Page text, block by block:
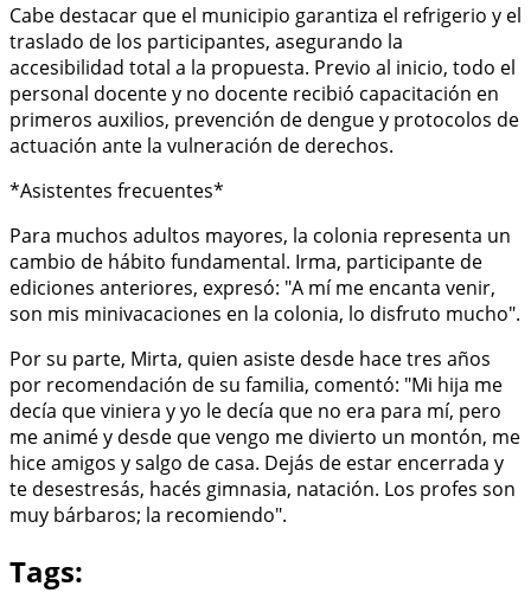
Cabe destacar que el municipio garantiza el refrigerio y el
traslado de los participantes, asegurando la
accesibilidad total a la propuesta. Previo al inicio, todo el
personal docente y no docente recibió capacitación en
primeros auxilios, prevención de dengue y protocolos de
actuación ante la vulneración de derechos.
*Asistentes frecuentes*
Para muchos adultos mayores, la colonia representa un
cambio de hábito fundamental. Irma, participante de
ediciones anteriores, expresó: "A mí me encanta venir,
son mis minivacaciones en la colonia, lo disfruto mucho".
Por su parte, Mirta, quien asiste desde hace tres años
por recomendación de su familia, comentó: "Mi hija me
decía que viniera y yo le decía que no era para mí, pero
me animé y desde que vengo me divierto un montón, me
hice amigos y salgo de casa. Dejás de estar encerrada y
te desestresás, hacés gimnasia, natación. Los profes son
muy bárbaros; la recomiendo".
Tags: